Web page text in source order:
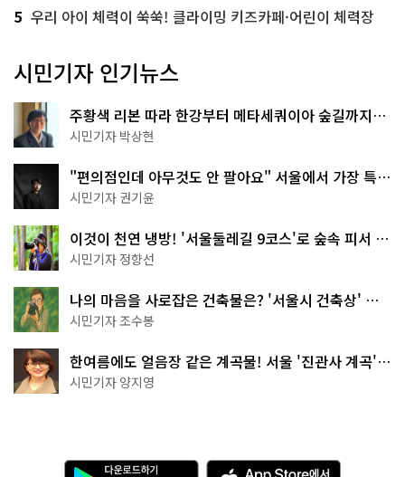
5 우리 아이 체력이 쑥쑥! 클라이밍 키즈카페·어린이 체력장
시민기자 인기뉴스
주황색 리본 따라 한강부터 메타세쿼이아 숲길까지…
서울둘레길 15코스
시민기자 박상현
"편의점인데 아무것도 안 팔아요" 서울에서 가장 특별
한 편의점의 정체
시민기자 권기윤
이것이 천연 냉방! '서울둘레길 9코스'로 숲속 피서 떠
나볼까
시민기자 정향선
나의 마음을 사로잡은 건축물은? '서울시 건축상' 수
상작 공개!
시민기자 조수봉
한여름에도 얼음장 같은 계곡물! 서울 '진관사 계곡'이
천국이네~
시민기자 양지영
다 A